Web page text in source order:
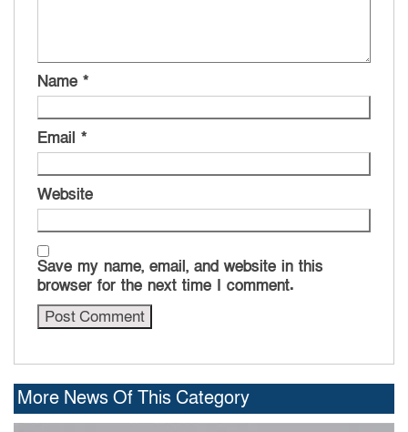
Name *
Email *
Website
Save my name, email, and website in this
browser for the next time I comment.
More News Of This Category